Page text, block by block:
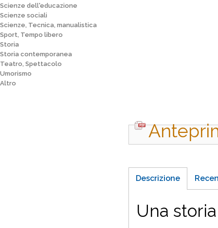
Scienze dell'educazione
Scienze sociali
Scienze, Tecnica, manualistica
Sport, Tempo libero
Storia
Storia contemporanea
Teatro, Spettacolo
Umorismo
Altro
Descrizione
Una